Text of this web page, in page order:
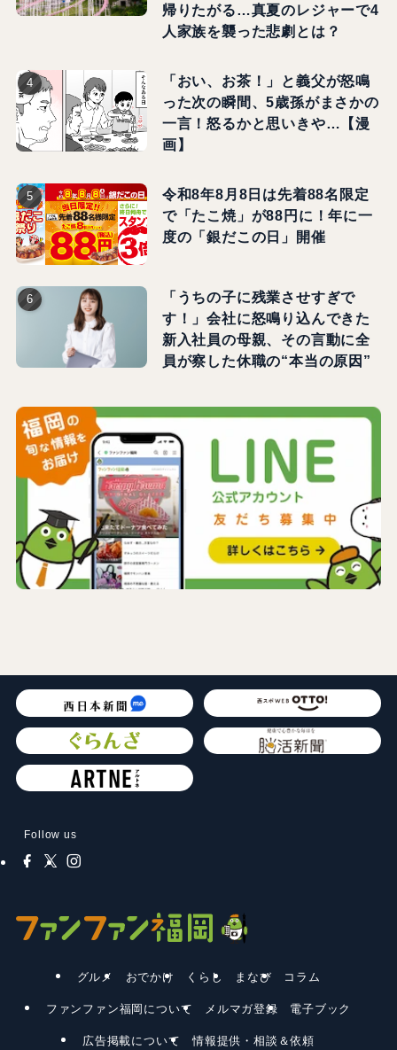
帰りたがる…真夏のレジャーで4
人家族を襲った悲劇とは？
「おい、お茶！」と義父が怒鳴
った次の瞬間、5歳孫がまさかの
一言！怒るかと思いきや…【漫
画】
令和8年8月8日は先着88名限定
で「たこ焼」が88円に！年に一
度の「銀だこの日」開催
「うちの子に残業させすぎで
す！」会社に怒鳴り込んできた
新入社員の母親、その言動に全
員が察した休職の“本当の原因”
Follow us
グルメ おでかけ くらし まなび コラム
ファンファン福岡について メルマガ登録 電子ブック
広告掲載について 情報提供・相談＆依頼